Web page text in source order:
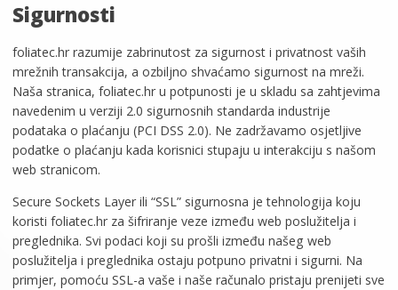
Sigurnosti
foliatec.hr razumije zabrinutost za sigurnost i privatnost vaših
mrežnih transakcija, a ozbiljno shvaćamo sigurnost na mreži.
Naša stranica, foliatec.hr u potpunosti je u skladu sa zahtjevima
navedenim u verziji 2.0 sigurnosnih standarda industrije
podataka o plaćanju (PCI DSS 2.0). Ne zadržavamo osjetljive
podatke o plaćanju kada korisnici stupaju u interakciju s našom
web stranicom.
Secure Sockets Layer ili “SSL” sigurnosna je tehnologija koju
koristi foliatec.hr za šifriranje veze između web poslužitelja i
preglednika. Svi podaci koji su prošli između našeg web
poslužitelja i preglednika ostaju potpuno privatni i sigurni. Na
primjer, pomoću SSL-a vaše i naše računalo pristaju prenijeti sve